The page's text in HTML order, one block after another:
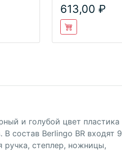
613,00
и голубой цвет пластика
состав Berlingo BR входят 9
степлер, ножницы,